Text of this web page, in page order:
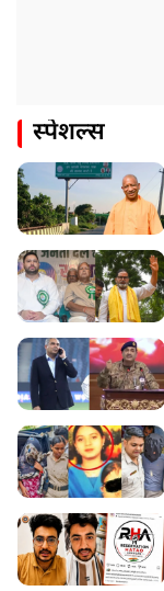
स्पेशल्स